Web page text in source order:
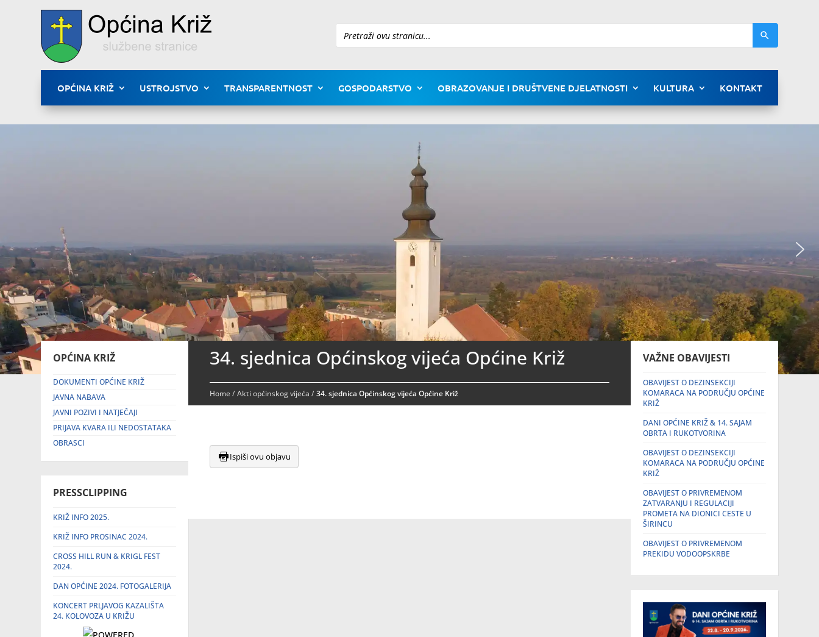
Pretraži
OPĆINA KRIŽ USTROJSTVO TRANSPARENTNOST GOSPODARSTVO OBRAZOVANJE I DRUŠTVENE DJELATNOSTI KULTURA KONTAKT
OPĆINA KRIŽ
DOKUMENTI OPĆINE KRIŽ
JAVNA NABAVA
JAVNI POZIVI I NATJEČAJI
PRIJAVA KVARA ILI NEDOSTATAKA
OBRASCI
PRESSCLIPPING
KRIŽ INFO 2025.
KRIŽ INFO PROSINAC 2024.
CROSS HILL RUN & KRIGL FEST
2024.
DAN OPĆINE 2024. FOTOGALERIJA
KONCERT PRLJAVOG KAZALIŠTA
24. KOLOVOZA U KRIŽU
34. sjednica Općinskog vijeća Općine Križ
Home/Akti općinskog vijeća /34. sjednica Općinskog vijeća Općine Križ
Ispiši ovu objavu
VAŽNE OBAVIJESTI
OBAVIJEST O DEZINSEKCIJI
KOMARACA NA PODRUČJU OPĆINE
KRIŽ
DANI OPĆINE KRIŽ & 14. SAJAM
OBRTA I RUKOTVORINA
OBAVIJEST O DEZINSEKCIJI
KOMARACA NA PODRUČJU OPĆINE
KRIŽ
OBAVIJEST O PRIVREMENOM
ZATVARANJU I REGULACIJI
PROMETA NA DIONICI CESTE U
ŠIRINCU
OBAVIJEST O PRIVREMENOM
PREKIDU VODOOPSKRBE